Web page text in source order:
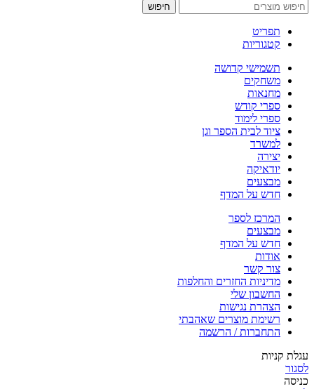
חיפוש
תפריט
קטגוריות
תשמישי קדושה
משחקים
מחנאות
ספרי קודש
ספרי לימוד
ציוד לבית הספר וגן
למשרד
יצירה
יודאיקה
מבצעים
חדש על המדף
המרכז לספר
מבצעים
חדש על המדף
אודות
צור קשר
מדיניות החזרים והחלפות
החשבון שלי
הצהרת נגישות
רשימת מוצרים שאהבתי
התחברות / הרשמה
עגלת קניות
לסגור
כניסה